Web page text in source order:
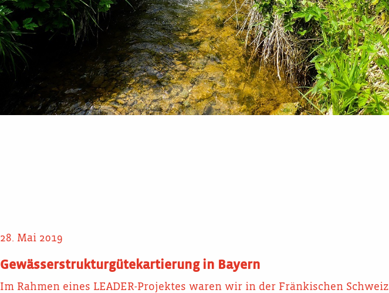
28. Mai 2019
Gewässerstrukturgütekartierung in Bayern
Im Rahmen eines LEADER-Projektes waren wir in der Fränkischen Schweiz